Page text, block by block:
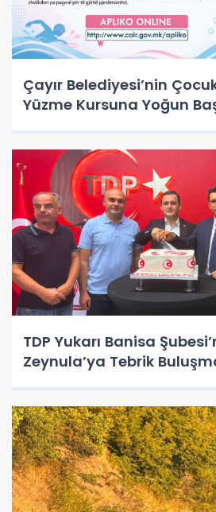
Çayır Belediyesi’nin
Yüzme Kursuna Yoğun
TDP Yukarı Banisa
Zeynula’ya Tebrik